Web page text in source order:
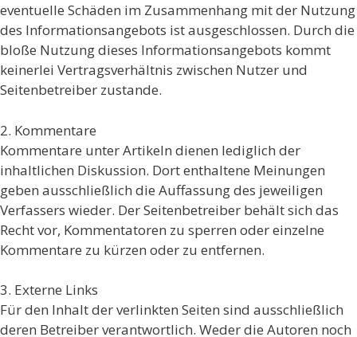
eventuelle Schäden im Zusammenhang mit der Nutzung
des Informationsangebots ist ausgeschlossen. Durch die
bloße Nutzung dieses Informationsangebots kommt
keinerlei Vertragsverhältnis zwischen Nutzer und
Seitenbetreiber zustande.
2. Kommentare
Kommentare unter Artikeln dienen lediglich der
inhaltlichen Diskussion. Dort enthaltene Meinungen
geben ausschließlich die Auffassung des jeweiligen
Verfassers wieder. Der Seitenbetreiber behält sich das
Recht vor, Kommentatoren zu sperren oder einzelne
Kommentare zu kürzen oder zu entfernen.
3. Externe Links
Für den Inhalt der verlinkten Seiten sind ausschließlich
deren Betreiber verantwortlich. Weder die Autoren noch